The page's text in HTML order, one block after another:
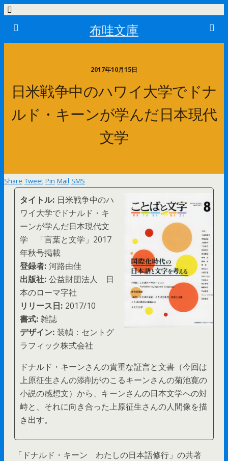
布哇文庫
2017年10月15日
日米戦争中のハワイ大学でドナ
ルド・キーンが学んだ日本現代
文学
Share Tweet Pin Mail SMS
タイトル: 日米戦争中のハ
ワイ大学でドナルド・キ
ーンが学んだ日本現代文
学 「言葉と文学」2017
年秋号掲載
登録者: 河路由佳
出版社: 公益財団法人 日
本のローマ字社
リリース日: 2017/10
書式: 雑誌
デザイン: 装幀：セントグ
ラフィック株式会社
ドナルド・キーンさんの貴重な証言と文書（今回は
上原征生さんの添削がのこるキーンさんの菊池寛の
小説の感想文）から、キーンさんの日本文学への対
峙と、それに向き合った上原征生さんの人間像を描
き出す。
「ドナルド・キーン わたしの日本語修行」の共著